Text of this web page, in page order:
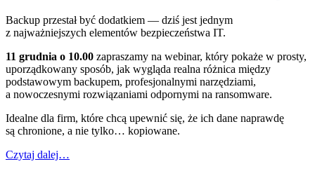
Backup przestał być dodatkiem — dziś jest jednym
z najważniejszych elementów bezpieczeństwa IT.
11 grudnia o 10.00 zapraszamy na webinar, który pokaże w prosty,
uporządkowany sposób, jak wygląda realna różnica między
podstawowym backupem, profesjonalnymi narzędziami,
a nowoczesnymi rozwiązaniami odpornymi na ransomware.
Idealne dla firm, które chcą upewnić się, że ich dane naprawdę
są chronione, a nie tylko… kopiowane.
Czytaj dalej…